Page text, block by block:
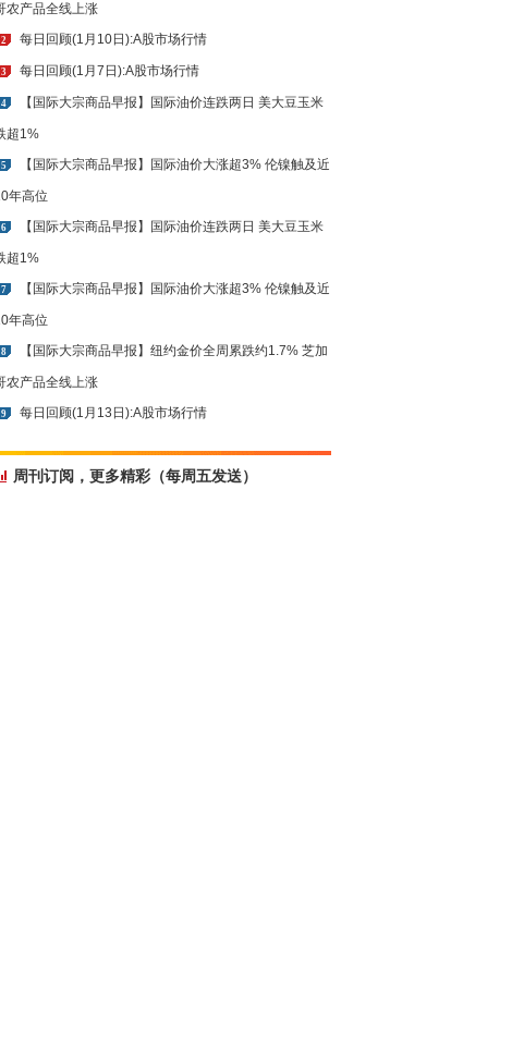
农产品全线上涨
2 每日回顾(1月10日):A股市场行情
3 每日回顾(1月7日):A股市场行情
4 【国际大宗商品早报】国际油价连跌两日 美大豆玉米
超1%
5 【国际大宗商品早报】国际油价大涨超3% 伦镍触及近
年高位
6 【国际大宗商品早报】国际油价连跌两日 美大豆玉米
超1%
7 【国际大宗商品早报】国际油价大涨超3% 伦镍触及近
年高位
8 【国际大宗商品早报】纽约金价全周累跌约1.7% 芝加
农产品全线上涨
9 每日回顾(1月13日):A股市场行情
周刊订阅，更多精彩（每周五发送）